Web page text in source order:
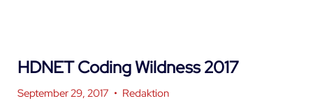
HDNET Coding Wildness 2017
September 29, 2017 • Redaktion